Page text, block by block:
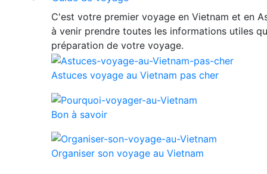
C'est votre premier voyage en Vietnam et en
à venir prendre toutes les informations utiles
préparation de votre voyage.
Astuces voyage au Vietnam pas cher
Bon à savoir
Organiser son voyage au Vietnam